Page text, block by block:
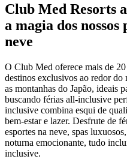
Club Med Resorts
a magia dos nossos
neve
O Club Med oferece mais de
destinos exclusivos ao redor do
as montanhas do Japão, ideais
buscando férias all-inclusive
inclusive combina esqui de
bem-estar e lazer. Desfrute de
esportes na neve, spas
noturna emocionante, tudo
inclusive.